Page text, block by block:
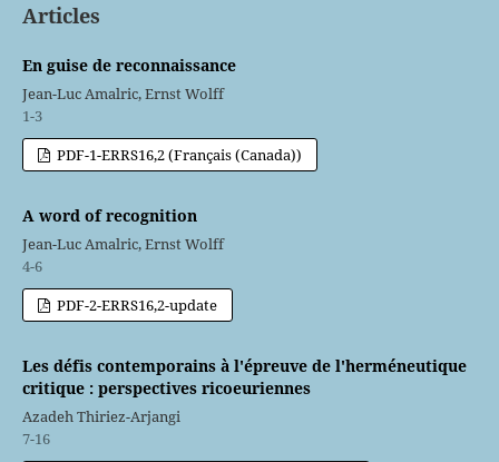
Articles
En guise de reconnaissance
Jean-Luc Amalric, Ernst Wolff
1-3
PDF-1-ERRS16,2 (Français (Canada))
A word of recognition
Jean-Luc Amalric, Ernst Wolff
4-6
PDF-2-ERRS16,2-update
Les défis contemporains à l'épreuve de l'herméneutique
critique : perspectives ricoeuriennes
Azadeh Thiriez-Arjangi
7-16